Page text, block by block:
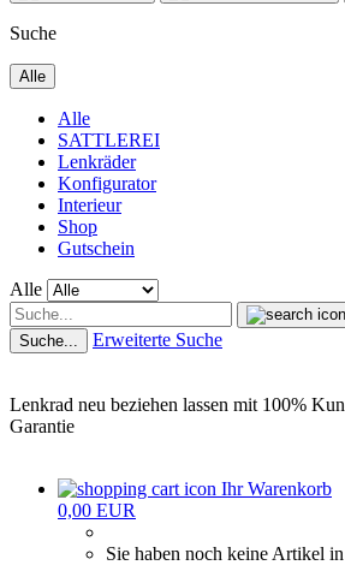
Suche
Alle
Alle
SATTLEREI
Lenkräder
Konfigurator
Interieur
Shop
Gutschein
Alle
Suche... Erweiterte Suche
Lenkrad neu beziehen lassen mit 100%
Garantie
Ihr Warenkorb
0,00 EUR
Sie haben noch keine Artikel